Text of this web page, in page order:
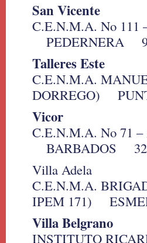
San Vicente
C.E.N.M.A. No 111
PEDERNERA
Talleres Este
C.E.N.M.A.
DORREGO)
Vicor
C.E.N.M.A. No 71
BARBADOS
Villa Adela
C.E.N.M.A.
IPEM 171)
Villa Belgrano
INSTITUTO